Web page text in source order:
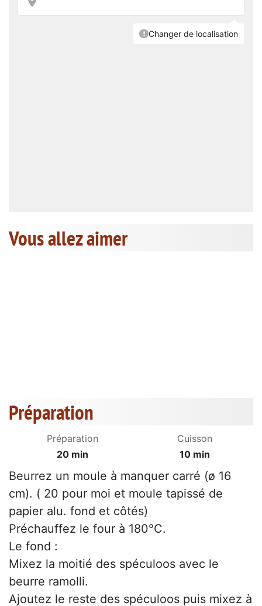
Vous allez aimer
Préparation
Préparation
20 min
Cuisson
10 min
Beurrez un moule à manquer carré (ø 16
cm). ( 20 pour moi et moule tapissé de
papier alu. fond et côtés)
Préchauffez le four à 180°C.
Le fond :
Mixez la moitié des spéculoos avec le
beurre ramolli.
Ajoutez le reste des spéculoos puis mixez à